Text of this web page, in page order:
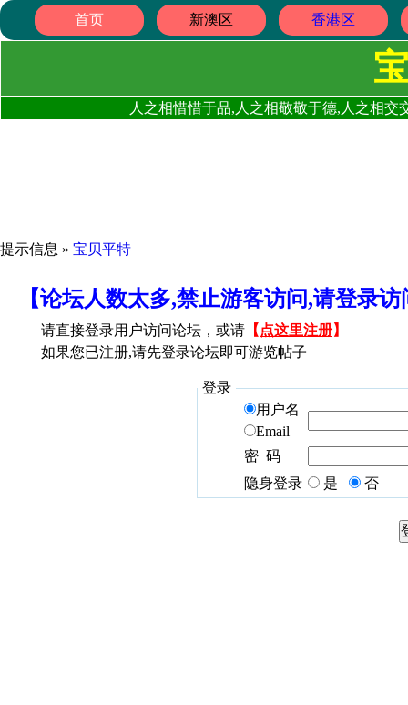
首页 新澳区 香港区
人之相惜惜于品,人之相敬敬于德,人之相
提示信息 » 宝贝平特
【论坛人数太多,禁止游客访问,请登录
请直接登录用户访问论坛，或请 【 点这里注册】
如果您已注册,请先登录论坛即可游览帖子
登录
用户名
Email
密 码
隐身登录
是 否